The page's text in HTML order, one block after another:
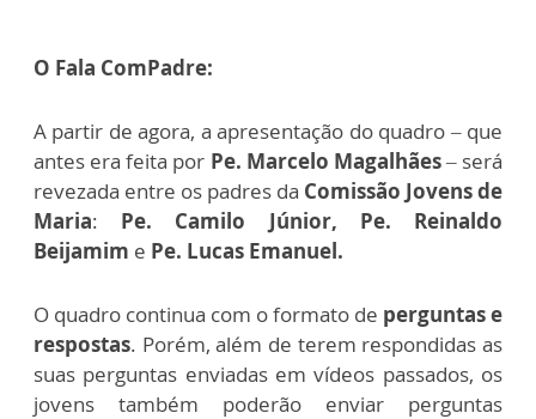
O Fala ComPadre:
A partir de agora, a apresentação do quadro – que
antes era feita por Pe. Marcelo Magalhães– será
revezada entre os padres da Comissão Jovens de
Maria: Pe. Camilo Júnior, Pe. Reinaldo
Beijamim e Pe. Lucas Emanuel.
O quadro continua com o formato de perguntas e
respostas. Porém, além de terem respondidas as
suas perguntas enviadas em vídeos passados, os
jovens também poderão enviar perguntas